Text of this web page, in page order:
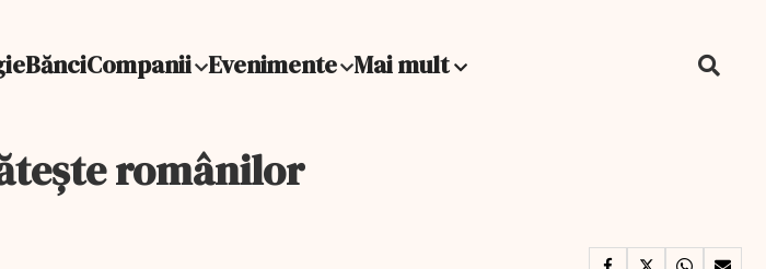
BănciCompanii Evenimente Mai mult
românilor